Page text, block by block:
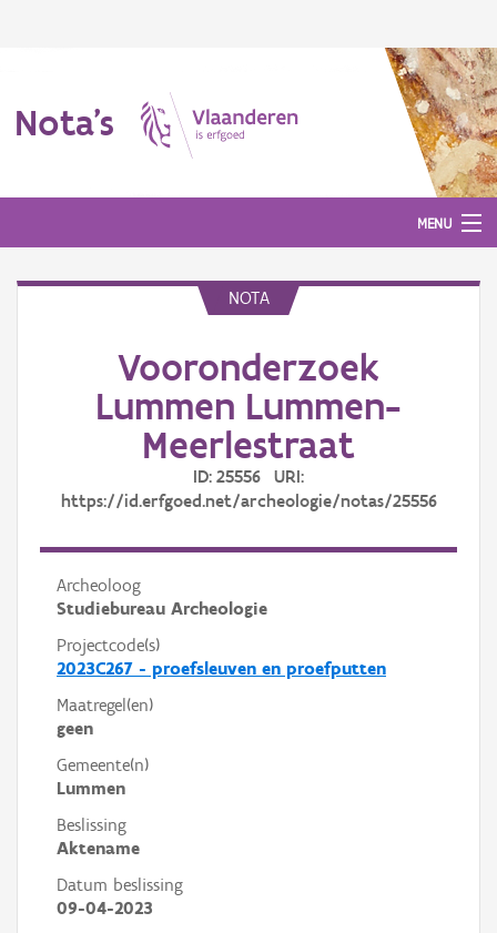
Nota's
MENU
NOTA
Vooronderzoek
Lummen Lummen-
Meerlestraat
ID: 25556 URI:
https://id.erfgoed.net/archeologie/notas/25556
Archeoloog
Studiebureau Archeologie
Projectcode(s)
2023C267 - proefsleuven en proefputten
Maatregel(en)
geen
Gemeente(n)
Lummen
Beslissing
Aktename
Datum beslissing
09-04-2023